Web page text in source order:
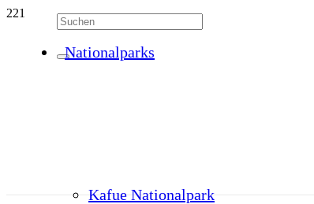
Nationalparks
Kafue Nationalpark